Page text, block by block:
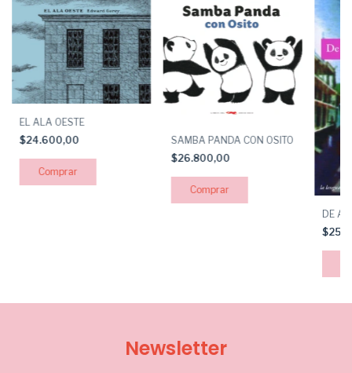
EL ALA OESTE
$24.600,00
SAMBA PANDA CON OSITO
$26.800,00
DE
Newsletter